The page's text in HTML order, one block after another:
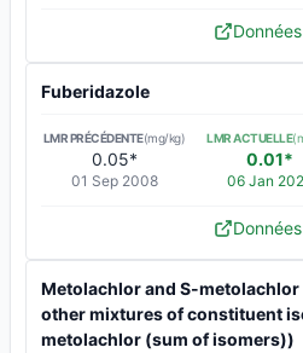
Fuberidazole
LMR PRÉCÉDENTE(mg/kg)
0.05*
01 Sep 2008
LMR ACTUELLE
0.01*
06 Jan
Metolachlor and S-
other mixtures of constituent
metolachlor (sum of isomers))